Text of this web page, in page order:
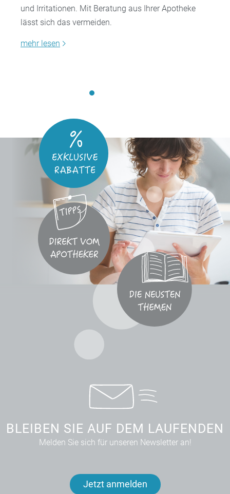
und Irritationen. Mit Beratung aus Ihrer Apotheke
lässt sich das vermeiden.
mehr lesen
BLEIBEN SIE AUF DEM LAUFENDEN
Melden Sie sich für unseren Newsletter an!
Jetzt anmelden